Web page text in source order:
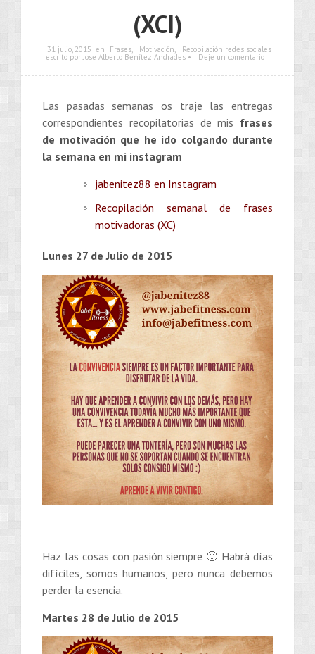
(XCI)
31 julio, 2015 en Frases, Motivación, Recopilación redes sociales
escrito por Jose Alberto Benítez Andrades • Deje un comentario
Las pasadas semanas os traje las entregas
correspondientes recopilatorias de mis frases
de motivación que he ido colgando durante
la semana en mi instagram
jabenitez88 en Instagram
Recopilación semanal de frases
motivadoras (XC)
Lunes 27 de Julio de 2015
Haz las cosas con pasión siempre 🙂 Habrá días
difíciles, somos humanos, pero nunca debemos
perder la esencia.
Martes 28 de Julio de 2015